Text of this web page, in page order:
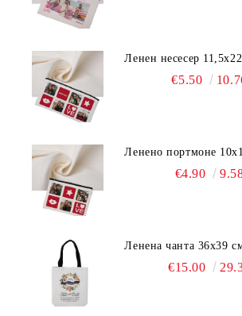
Ленен несесер
€5.50
Ленено портмоне
€4.90
Ленена чанта 36х39
€15.00